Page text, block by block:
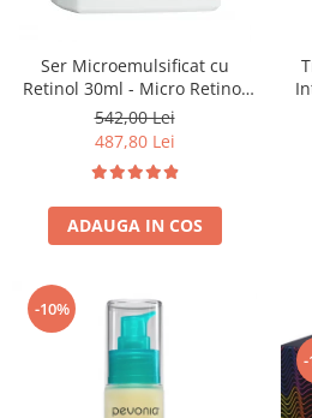
Ser Microemulsificat cu
Retinol 30ml - Micro Retinol
Essential Serum - Pevonia
542,00 Lei
487,80 Lei
ADAUGA IN COS
-10%
-